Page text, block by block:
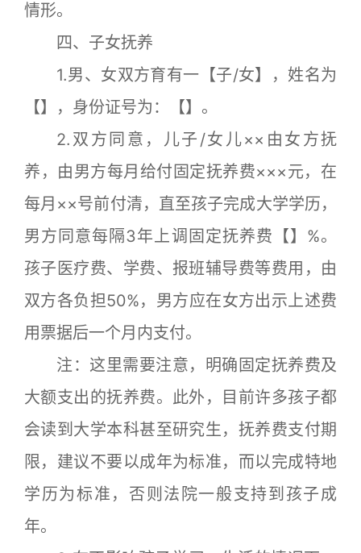
情形。
四、子女抚养
1.男、女双方育有一【子/女】，姓名为
【】，身份证号为：【】。
2.双方同意，儿子/女儿××由女方抚
养，由男方每月给付固定抚养费×××元，在
每月××号前付清，直至孩子完成大学学历，
男方同意每隔3年上调固定抚养费【】%。
孩子医疗费、学费、报班辅导费等费用，由
双方各负担50%，男方应在女方出示上述费
用票据后一个月内支付。
注：这里需要注意，明确固定抚养费及
大额支出的抚养费。此外，目前许多孩子都
会读到大学本科甚至研究生，抚养费支付期
限，建议不要以成年为标准，而以完成特地
学历为标准，否则法院一般支持到孩子成
年。